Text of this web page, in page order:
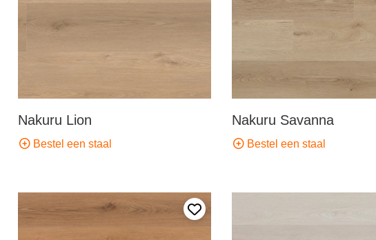
Nakuru Lion
Bestel een staal
Nakuru Savanna
Bestel een staal
Voeg toe aan mijn favorieten